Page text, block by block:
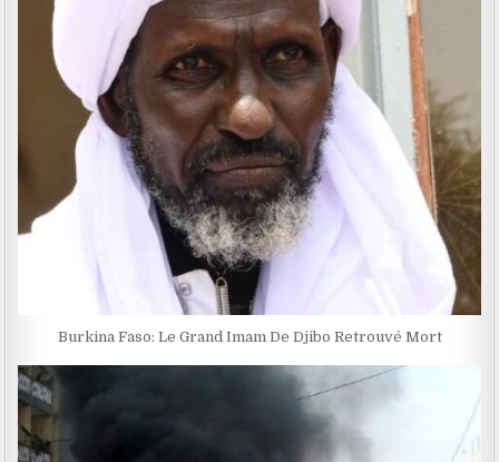
Burkina Faso: Le Grand Imam De Djibo Retrouvé Mort